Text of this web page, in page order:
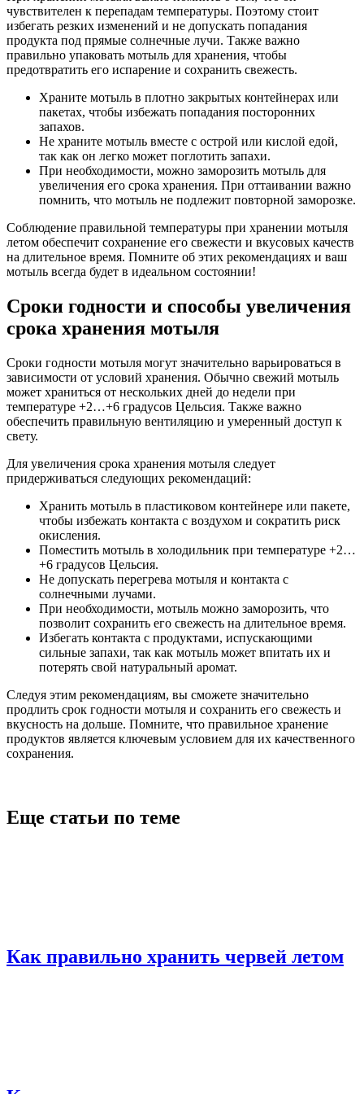
чувствителен к перепадам температуры. Поэтому стоит
избегать резких изменений и не допускать попадания
продукта под прямые солнечные лучи. Также важно
правильно упаковать мотыль для хранения, чтобы
предотвратить его испарение и сохранить свежесть.
Храните мотыль в плотно закрытых контейнерах или
пакетах, чтобы избежать попадания посторонних
запахов.
Не храните мотыль вместе с острой или кислой едой,
так как он легко может поглотить запахи.
При необходимости, можно заморозить мотыль для
увеличения его срока хранения. При оттаивании важно
помнить, что мотыль не подлежит повторной заморозке.
Соблюдение правильной температуры при хранении мотыля
летом обеспечит сохранение его свежести и вкусовых качеств
на длительное время. Помните об этих рекомендациях и ваш
мотыль всегда будет в идеальном состоянии!
Сроки годности и способы увеличения
срока хранения мотыля
Сроки годности мотыля могут значительно варьироваться в
зависимости от условий хранения. Обычно свежий мотыль
может храниться от нескольких дней до недели при
температуре +2…+6 градусов Цельсия. Также важно
обеспечить правильную вентиляцию и умеренный доступ к
свету.
Для увеличения срока хранения мотыля следует
придерживаться следующих рекомендаций:
Хранить мотыль в пластиковом контейнере или пакете,
чтобы избежать контакта с воздухом и сократить риск
окисления.
Поместить мотыль в холодильник при температуре +2…
+6 градусов Цельсия.
Не допускать перегрева мотыля и контакта с
солнечными лучами.
При необходимости, мотыль можно заморозить, что
позволит сохранить его свежесть на длительное время.
Избегать контакта с продуктами, испускающими
сильные запахи, так как мотыль может впитать их и
потерять свой натуральный аромат.
Следуя этим рекомендациям, вы сможете значительно
продлить срок годности мотыля и сохранить его свежесть и
вкусность на дольше. Помните, что правильное хранение
продуктов является ключевым условием для их качественного
сохранения.
Еще статьи по теме
Как правильно хранить червей летом